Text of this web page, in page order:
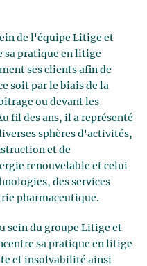
de l'équipe Litige et
sa pratique en litige
ses clients afin de
soit par le biais de la
ou devant les
fil des ans, il a représenté
sphères d'activités,
et de
renouvelable et celui
des services
pharmaceutique.
sein du groupe Litige et
sa pratique en litige
et insolvabilité ainsi